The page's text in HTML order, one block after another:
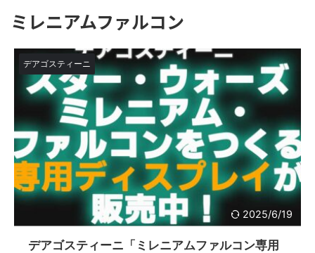
ミレニアムファルコン
2025/6/19
デアゴスティーニ
デアゴスティーニ「ミレニアムファルコン専用